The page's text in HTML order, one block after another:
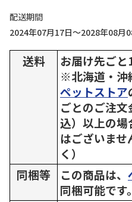
配送期間
2024年07月17日～2028年08月
送料
お届け先ごと
※北海道・沖
ペットストア
ごとのご注
込）以上の場
はございま
く）
同梱等
この商品は、
同梱可能です。